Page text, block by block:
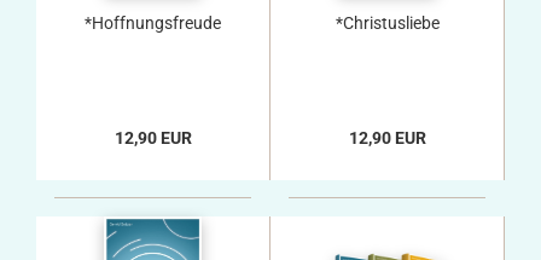
*Hoffnungsfreude
12,90 EUR
*Christusliebe
12,90 EUR